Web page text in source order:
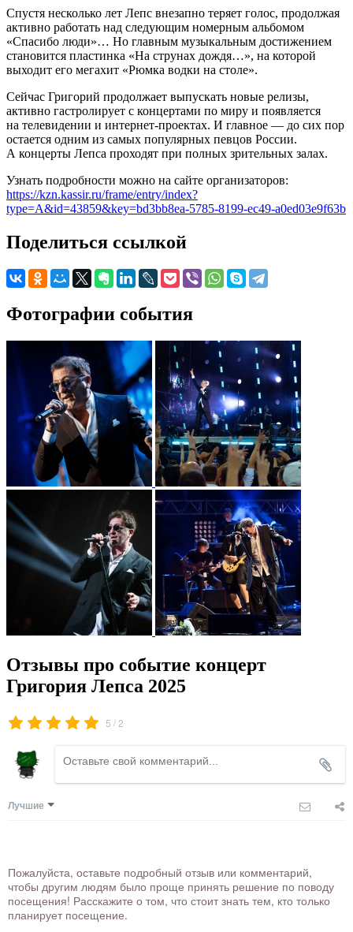
Спустя несколько лет Лепс внезапно теряет голос, продолжая
активно работать над следующим номерным альбомом
«Спасибо люди»… Но главным музыкальным достижением
становится пластинка «На струнах дождя…», на которой
выходит его мегахит «Рюмка водки на столе».
Сейчас Григорий продолжает выпускать новые релизы,
активно гастролирует с концертами по миру и появляется
на телевидении и интернет-проектах. И главное — до сих пор
остается одним из самых популярных певцов России.
А концерты Лепса проходят при полных зрительных залах.
Узнать подробности можно на сайте организаторов:
https://kzn.kassir.ru/frame/entry/index?
type=A&id=43859&key=bd3bb8ea-5785-8199-ec49-a0ed03e9f63b
Поделиться ссылкой
Фотографии события
Отзывы про событие концерт
Григория Лепса 2025
5 /2
Лучшие
Пожалуйста, оставьте подробный отзыв или комментарий,
чтобы другим людям было проще принять решение по поводу
посещения! Расскажите о том, что стоит знать тем, кто только
планирует посещение.